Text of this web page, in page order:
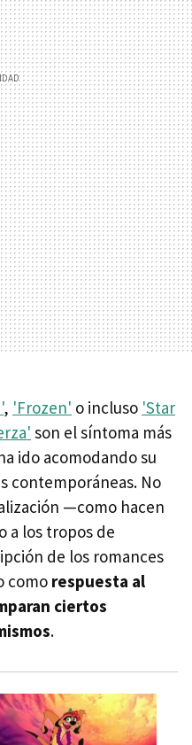
, 'Frozen' o incluso 'Star
son el síntoma más
ido acomodando su
contemporáneas. No
—como hacen
a los tropos de
de los romances
como respuesta al
ciertos
.